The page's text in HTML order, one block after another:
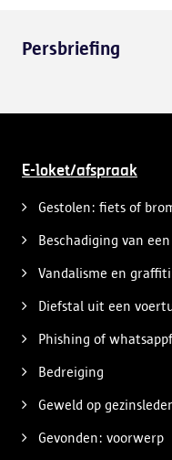
Persbriefing
E-loket/afspraak
Gestolen: fiets of
Beschadiging van
Vandalisme en graffiti
Diefstal uit een
Phishing of
Bedreiging
Geweld op
Gevonden: voorwerp